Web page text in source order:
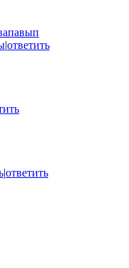
|ответить
|ответить